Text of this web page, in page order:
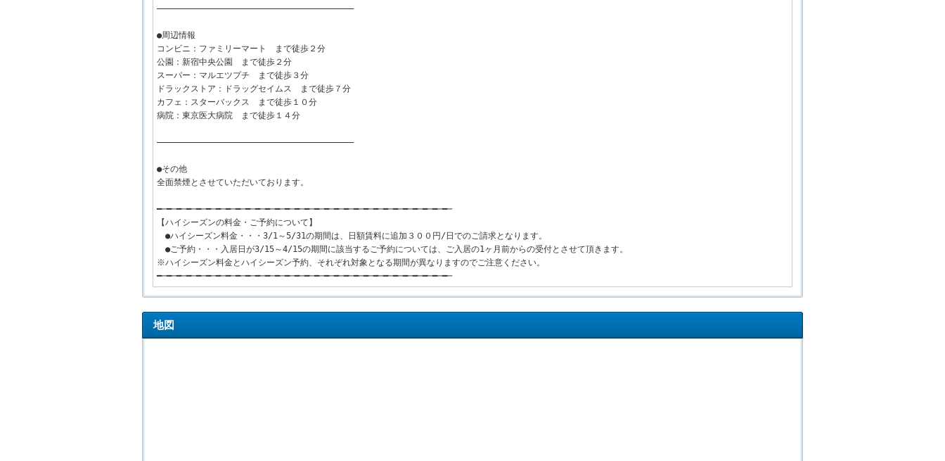
――――――――――――――――――――――――――――――――――――――――
●周辺情報
コンビニ：ファミリーマート まで徒歩２分
公園：新宿中央公園 まで徒歩２分
スーパー：マルエツプチ まで徒歩３分
ドラックストア：ドラッグセイムス まで徒歩７分
カフェ：スターバックス まで徒歩１０分
病院：東京医大病院 まで徒歩１４分
――――――――――――――――――――――――――――――――――――――――
●その他
全面禁煙とさせていただいております。
━─━─━─━─━─━─━─━─━─━─━─━─━─━─━─━─━─━─━─━─━─━─━─━─━─━─━─━─━─━─
【ハイシーズンの料金・ご予約について】
●ハイシーズン料金・・・3/1～5/31の期間は、日額賃料に追加３００円/日でのご請求となります。
●ご予約・・・入居日が3/15～4/15の期間に該当するご予約については、ご入居の1ヶ月前からの受付とさせて頂きます。
※ハイシーズン料金とハイシーズン予約、それぞれ対象となる期間が異なりますのでご注意ください。
━─━─━─━─━─━─━─━─━─━─━─━─━─━─━─━─━─━─━─━─━─━─━─━─━─━─━─━─━─━─
地図